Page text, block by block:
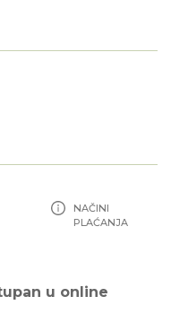
NAČINI
PLAĆANJA
u online